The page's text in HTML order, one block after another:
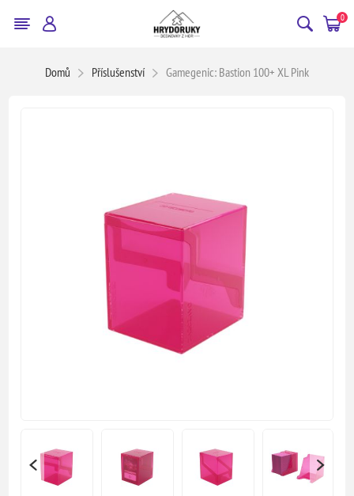
0
Domů Příslušenství Gamegenic: Bastion 100+ XL Pink